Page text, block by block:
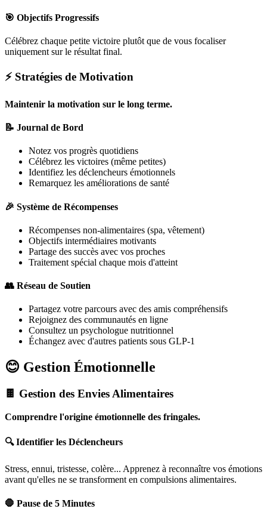
🎯 Objectifs Progressifs
Célébrez chaque petite victoire plutôt que de vous focaliser
uniquement sur le résultat final.
⚡ Stratégies de Motivation
Maintenir la motivation sur le long terme.
📝 Journal de Bord
Notez vos progrès quotidiens
Célébrez les victoires (même petites)
Identifiez les déclencheurs émotionnels
Remarquez les améliorations de santé
🎉 Système de Récompenses
Récompenses non-alimentaires (spa, vêtement)
Objectifs intermédiaires motivants
Partage des succès avec vos proches
Traitement spécial chaque mois d'atteint
👥 Réseau de Soutien
Partagez votre parcours avec des amis compréhensifs
Rejoignez des communautés en ligne
Consultez un psychologue nutritionnel
Échangez avec d'autres patients sous GLP-1
😊 Gestion Émotionnelle
🍫 Gestion des Envies Alimentaires
Comprendre l'origine émotionnelle des fringales.
🔍 Identifier les Déclencheurs
Stress, ennui, tristesse, colère... Apprenez à reconnaître vos émotions
avant qu'elles ne se transforment en compulsions alimentaires.
🛑 Pause de 5 Minutes